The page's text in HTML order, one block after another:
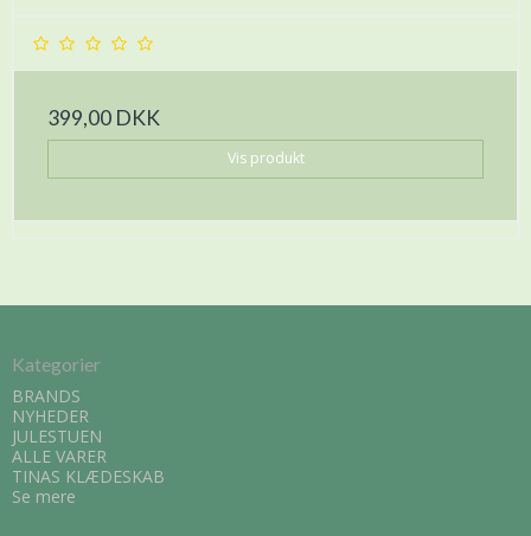
399,00 DKK
Vis produkt
Kategorier
BRANDS
NYHEDER
JULESTUEN
ALLE VARER
TINAS KLÆDESKAB
Se mere